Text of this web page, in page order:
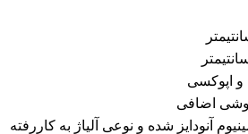
و اپوکسی
اضافی
آنودایز شده و نوعی آلیاژ به کاررفته